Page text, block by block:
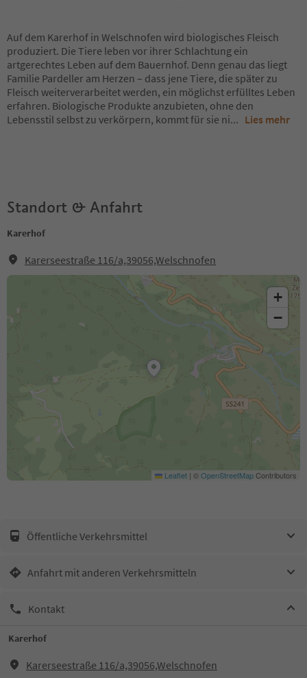
Auf dem Karerhof in Welschnofen wird biologisches Fleisch
produziert. Die Tiere leben vor ihrer Schlachtung ein
artgerechtes Leben auf dem Bauernhof. Denn genau das liegt
Familie Pardeller am Herzen – dass jene Tiere, die später zu
Fleisch weiterverarbeitet werden, ein möglichst erfülltes Leben
erfahren. Biologische Produkte anzubieten, ohne den
Lebensstil selbst zu verkörpern, kommt für sie ni... Lies mehr
Standort & Anfahrt
Karerhof
Karerseestraße 116/a,39056,Welschnofen
+
−
Leaflet | ©OpenStreetMapContributors
Öffentliche Verkehrsmittel
Anfahrt mit anderen Verkehrsmitteln
Kontakt
Karerhof
Karerseestraße 116/a,39056,Welschnofen